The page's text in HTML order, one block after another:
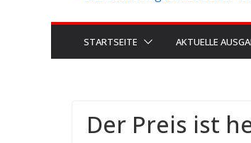
STARTSEITE AKTUELLE
Der Preis ist